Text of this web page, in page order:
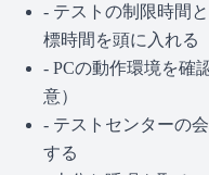
- テストの制限時間
標時間を頭に入れる
- PCの動作環境を確
意）
- テストセンターの
する